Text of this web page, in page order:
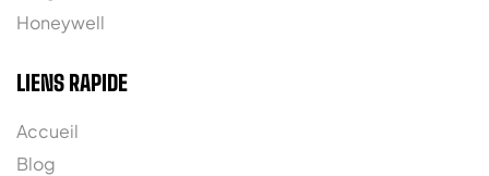
Honeywell
LIENS RAPIDE
Accueil
Blog